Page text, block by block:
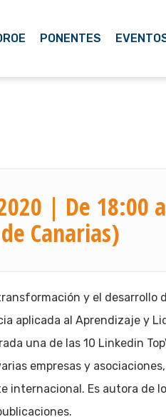
PONENTES
| De 18:00
Canarias)
y el desarrollo
aplicada al Aprendizaje y
una de las 10 Linkedin
empresas y
internacional. Es autora de